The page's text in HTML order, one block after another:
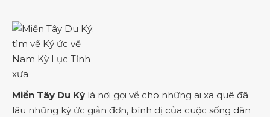
Miền Tây Du Ký là nơi gọi về cho những ai xa quê đã
lâu những ký ức giản đơn, bình dị của cuộc sống dân